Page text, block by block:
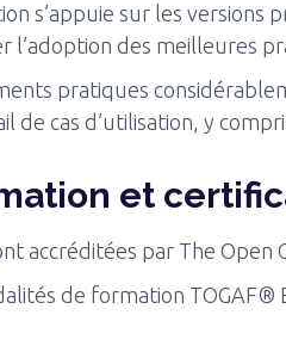
s’appuie sur les
l’adoption des meilleures
pratiques
de cas d’utilisation, y
et
accréditées par The Open
de formation TOGAF®